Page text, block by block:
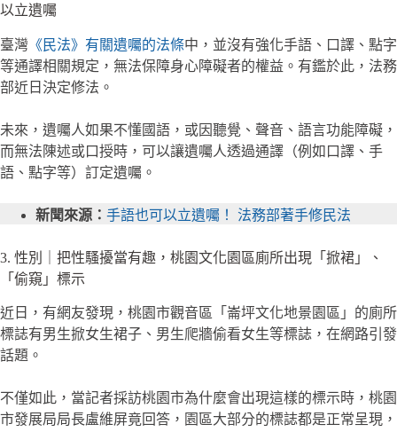
以立遺囑
臺灣 《民法》有關遺囑的法條中，並沒有強化手語、口譯、點字
等通譯相關規定，無法保障身心障礙者的權益。有鑑於此，法務
部近日決定修法。
未來，遺囑人如果不懂國語，或因聽覺、聲音、語言功能障礙，
而無法陳述或口授時，可以讓遺囑人透過通譯（例如口譯、手
語、點字等）訂定遺囑。
新聞來源： 手語也可以立遺囑！ 法務部著手修民法
3. 性別｜把性騷擾當有趣，桃園文化園區廁所出現「掀裙」、
「偷窺」標示
近日，有網友發現，桃園市觀音區「崙坪文化地景園區」的廁所
標誌有男生掀女生裙子、男生爬牆偷看女生等標誌，在網路引發
話題。
不僅如此，當記者採訪桃園市為什麼會出現這樣的標示時，桃園
市發展局局長盧維屏竟回答，園區大部分的標誌都是正常呈現，